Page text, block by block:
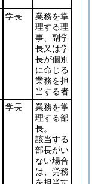
学長
業務を掌
理する理
事、副学
長又は学
長が個別
に命じる
業務を担
当する者
学長
業務を掌
理する部
長。
該当する
部長がい
ない場合
は、労務